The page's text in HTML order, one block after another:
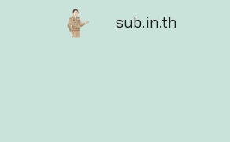
sub.in.th